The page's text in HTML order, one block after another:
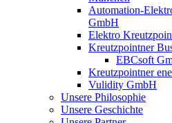
Automation-
GmbH
Elektro
Kreutzpointner
EBCsoft
Kreutzpointner
Vulidity GmbH
Unsere Philosophie
Unsere Geschichte